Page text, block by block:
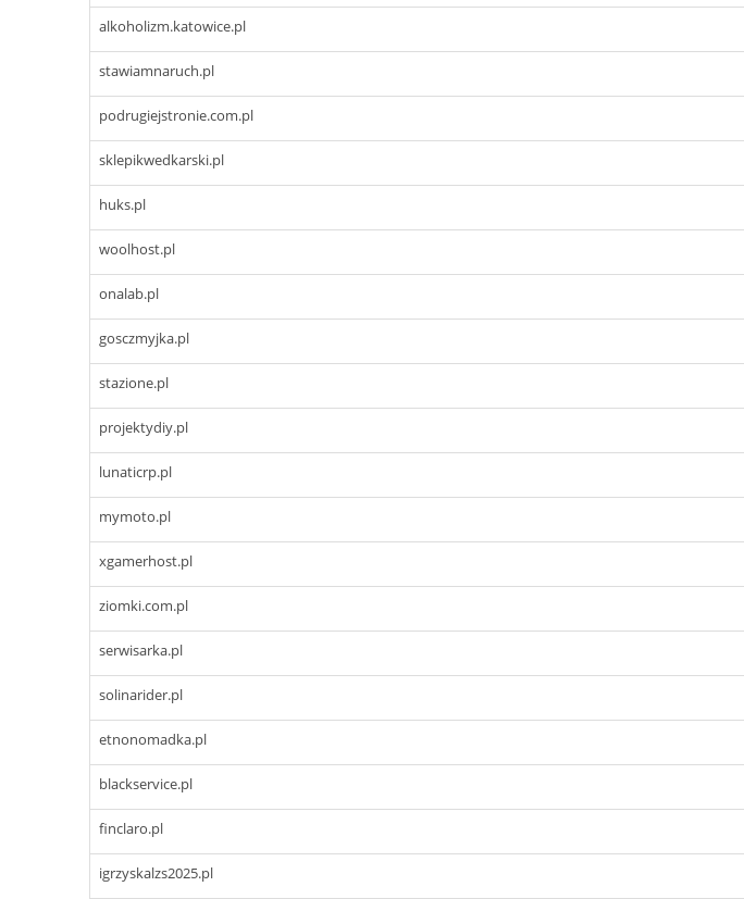
alkoholizm.katowice.pl
stawiamnaruch.pl
podrugiejstronie.com.pl
sklepikwedkarski.pl
huks.pl
woolhost.pl
onalab.pl
gosczmyjka.pl
stazione.pl
projektydiy.pl
lunaticrp.pl
mymoto.pl
xgamerhost.pl
ziomki.com.pl
serwisarka.pl
solinarider.pl
etnonomadka.pl
blackservice.pl
finclaro.pl
igrzyskalzs2025.pl